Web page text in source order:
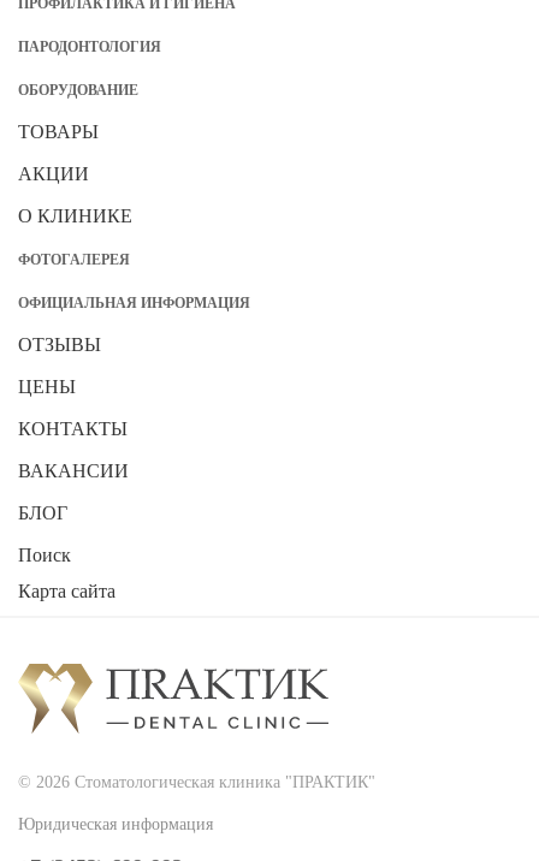
ПАРОДОНТОЛОГИЯ
ОБОРУДОВАНИЕ
ТОВАРЫ
АКЦИИ
О КЛИНИКЕ
ФОТОГАЛЕРЕЯ
ОФИЦИАЛЬНАЯ ИНФОРМАЦИЯ
ОТЗЫВЫ
ЦЕНЫ
КОНТАКТЫ
ВАКАНСИИ
БЛОГ
Поиск
Карта сайта
© 2026 Стоматологическая клиника "ПРАКТИК"
Юридическая информация